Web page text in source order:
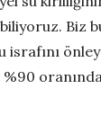
Biz
israfını
%90